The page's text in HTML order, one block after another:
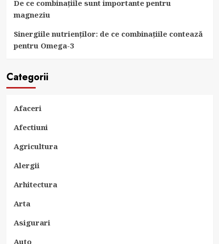
De ce combinațiile sunt importante pentru
magneziu
Sinergiile nutrienților: de ce combinațiile contează
pentru Omega-3
Categorii
Afaceri
Afectiuni
Agricultura
Alergii
Arhitectura
Arta
Asigurari
Auto